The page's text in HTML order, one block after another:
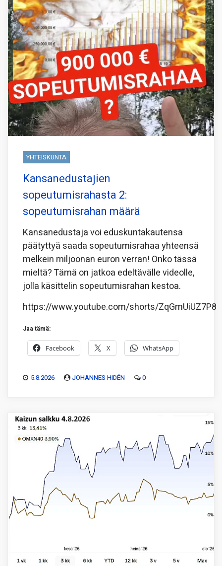
YHTEISKUNTA
Kansanedustajien
sopeutumisrahasta 2:
sopeutumisrahan määrä
Kansanedustaja voi eduskuntakautensa
päätyttyä saada sopeutumisrahaa yhteensä
melkein miljoonan euron verran! Onko tässä
mieltä? Tämä on jatkoa edeltävälle videolle,
jolla käsittelin sopeutumisrahan kestoa.
https://www.youtube.com/shorts/ZqGmUiUZ7P8
Jaa tämä:
Facebook X WhatsApp
5.8.2026 JOHANNES HIDÉN 0